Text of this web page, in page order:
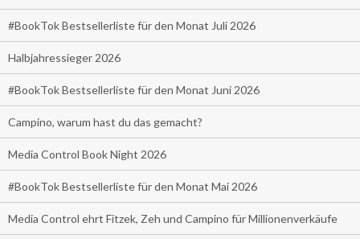
#BookTok Bestsellerliste für den Monat Juli 2026
Halbjahressieger 2026
#BookTok Bestsellerliste für den Monat Juni 2026
Campino, warum hast du das gemacht?
Media Control Book Night 2026
#BookTok Bestsellerliste für den Monat Mai 2026
Media Control ehrt Fitzek, Zeh und Campino für Millionenverkäufe